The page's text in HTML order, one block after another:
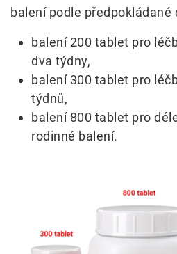
balení podle předpokládané
balení 200 tablet pro
dva týdny,
balení 300 tablet pro
týdnů,
balení 800 tablet pro
rodinné balení.